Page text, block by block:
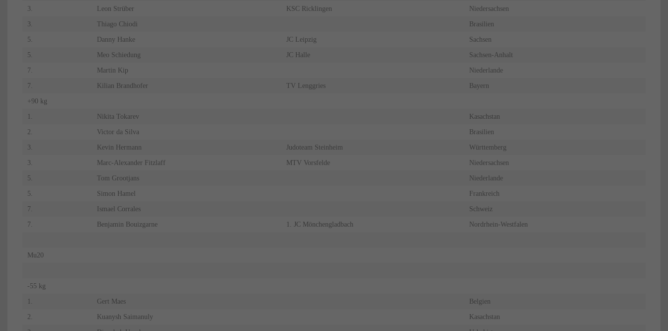
3. Leon Strüber KSC Ricklingen Niedersachsen
3. Thiago Chiodi Brasilien
5. Danny Hanke JC Leipzig Sachsen
5. Meo Schiedung JC Halle Sachsen-Anhalt
7. Martin Kip Niederlande
7. Kilian Brandhofer TV Lenggries Bayern
+90 kg
Nikita Tokarev Kasachstan
2. Victor da Silva Brasilien
3. Kevin Hermann Judoteam Steinheim Württemberg
3. Marc-Alexander Fitzlaff MTV Vorsfelde Niedersachsen
5. Tom Grootjans Niederlande
5. Simon Hamel Frankreich
7. Ismael Corrales Schweiz
7. Benjamin Bouizgarne 1. JC Mönchengladbach Nordrhein-Westfalen
Mu20
-55 kg
Gert Maes Belgien
2. Kuanysh Saimanuly Kasachstan